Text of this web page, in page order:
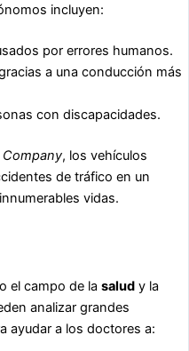
incluyen:
por errores humanos.
a una conducción más
con discapacidades.
, los vehículos
de tráfico en un
vidas.
el campo de la salud y la
analizar grandes
ayudar a los doctores a: